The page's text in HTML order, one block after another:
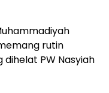
rutin
PW Nasyiah